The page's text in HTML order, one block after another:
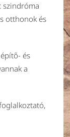
szindróma
otthonok és
és
a